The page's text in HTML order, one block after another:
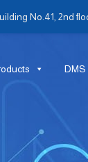
No.41, 2nd
DMS